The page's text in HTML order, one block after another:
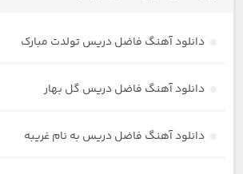
دانلود آهنگ فاضل دریس تولدت مبارک
دانلود آهنگ فاضل دریس گل بهار
دانلود آهنگ فاضل دریس به نام غریبه